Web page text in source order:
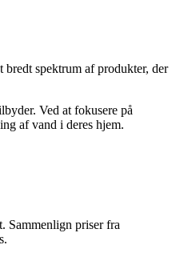
spektrum af produkter, der
Ved at fokusere på
af vand i deres hjem.
Sammenlign priser fra